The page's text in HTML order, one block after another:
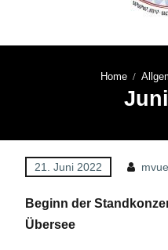
Home
21. Juni 2022
Beginn der
Übersee